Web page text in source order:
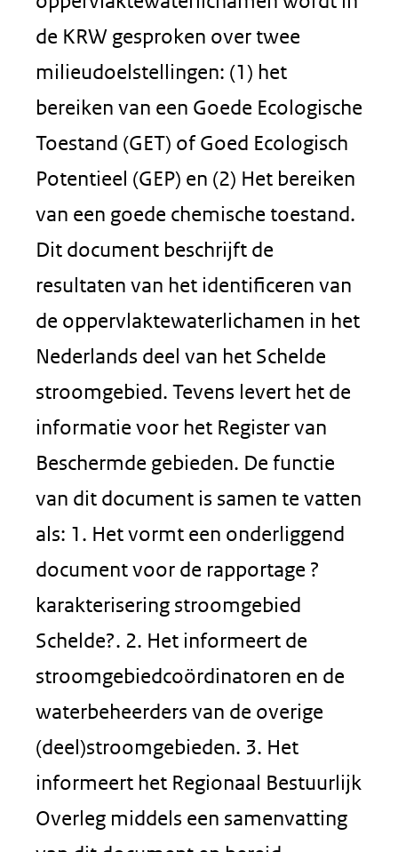
de KRW gesproken over twee
milieudoelstellingen: (1) het
bereiken van een Goede Ecologische
Toestand (GET) of Goed Ecologisch
Potentieel (GEP) en (2) Het bereiken
van een goede chemische toestand.
Dit document beschrijft de
resultaten van het identificeren van
de oppervlaktewaterlichamen in het
Nederlands deel van het Schelde
stroomgebied. Tevens levert het de
informatie voor het Register van
Beschermde gebieden. De functie
van dit document is samen te vatten
als: 1. Het vormt een onderliggend
document voor de rapportage ?
karakterisering stroomgebied
Schelde?. 2. Het informeert de
stroomgebiedcoördinatoren en de
waterbeheerders van de overige
(deel)stroomgebieden. 3. Het
informeert het Regionaal Bestuurlijk
Overleg middels een samenvatting